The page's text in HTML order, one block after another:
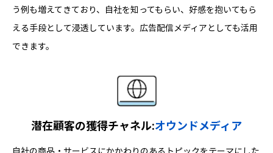
う例も増えてきており、自社を知ってもらい、好感を抱いてもら
える手段として浸透しています。広告配信メディアとしても活用
できます。
潜在顧客の獲得チャネル:オウンドメディア